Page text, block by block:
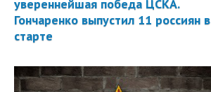
увереннейшая победа ЦСКА.
Гончаренко выпустил 11 россиян в
старте